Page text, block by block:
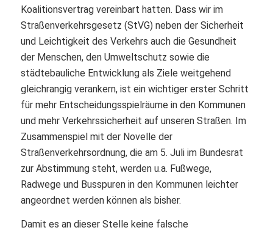
Koalitionsvertrag vereinbart hatten. Dass wir im
Straßenverkehrsgesetz (StVG) neben der Sicherheit
und Leichtigkeit des Verkehrs auch die Gesundheit
der Menschen, den Umweltschutz sowie die
städtebauliche Entwicklung als Ziele weitgehend
gleichrangig verankern, ist ein wichtiger erster Schritt
für mehr Entscheidungsspielräume in den Kommunen
und mehr Verkehrssicherheit auf unseren Straßen. Im
Zusammenspiel mit der Novelle der
Straßenverkehrsordnung, die am 5. Juli im Bundesrat
zur Abstimmung steht, werden u.a. Fußwege,
Radwege und Busspuren in den Kommunen leichter
angeordnet werden können als bisher.
Damit es an dieser Stelle keine falsche